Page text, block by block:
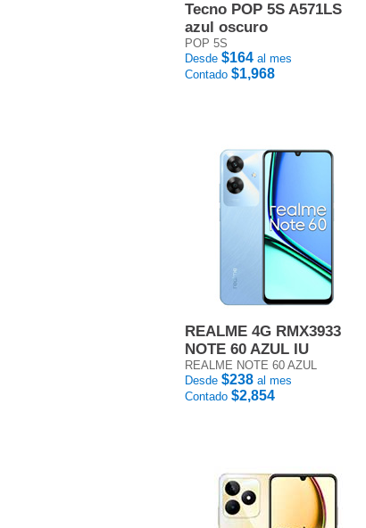
Tecno POP 5S A571LS
azul oscuro
POP 5S
Desde $164 al mes
Contado $1,968
REALME 4G RMX3933
NOTE 60 AZUL IU
REALME NOTE 60 AZUL
Desde $238 al mes
Contado $2,854